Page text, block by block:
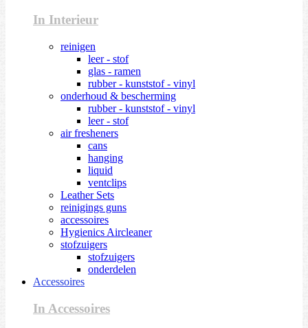
In Interieur
reinigen
leer - stof
glas - ramen
rubber - kunststof - vinyl
onderhoud & bescherming
rubber - kunststof - vinyl
leer - stof
air fresheners
cans
hanging
liquid
ventclips
Leather Sets
reinigings guns
accessoires
Hygienics Aircleaner
stofzuigers
stofzuigers
onderdelen
Accessoires
In Accessoires